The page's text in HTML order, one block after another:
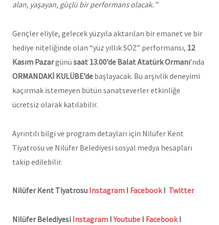
alan, yaşayan, güçlü bir performans olacak. ”
Gençler eliyle, gelecek yüzyıla aktarılan bir emanet ve bir
hediye niteliğinde olan “yüz yıllık SÖZ” performansı, 12
Kasım Pazargünü saat 13.00’de Balat Atatürk Ormanı’nda
ORMANDAKİ KULÜBE’de başlayacak. Bu arşivlik deneyimi
kaçırmak istemeyen bütün sanatseverler etkinliğe
ücretsiz olarak katılabilir.
Ayrıntılı bilgi ve program detayları için Nilüfer Kent
Tiyatrosu ve Nilüfer Belediyesi sosyal medya hesapları
takip edilebilir.
Nilüfer Kent Tiyatrosu Instagram I FacebookI Twitter
Nilüfer Belediyesi Instagram IYoutube I FacebookI